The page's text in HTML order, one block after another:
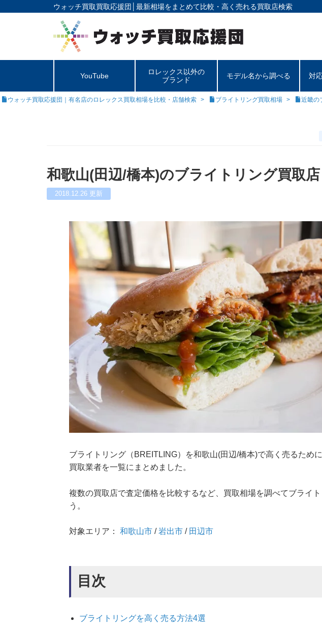
ウォッチ買取買取応援団│ 最新相場をまとめて比較・高く売れる買取店検索
YouTube
ロレックス以外の
ブランド
モデル名から調べる 対
ウォッチ買取応援団｜有名店のロレックス買取相場を比較・店舗検索 ブライトリング買取相場 近畿の
和歌山(田辺/橋本)のブライトリング買取
2018.12.26 更新
ブライトリング（BREITLING）を和歌山(田辺/橋本)で高く売るため
買取業者を一覧にまとめました。
複数の買取店で査定価格を比較するなど、買取相場を調べてブライ
う。
対象エリア： 和歌山市 /岩出市 / 田辺市
目次
ブライトリングを高く売る方法4選